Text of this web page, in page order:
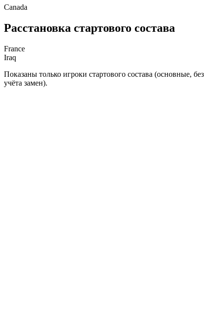
Canada
Расстановка стартового состава
France
Iraq
Показаны только игроки стартового состава (основные, без
учёта замен).